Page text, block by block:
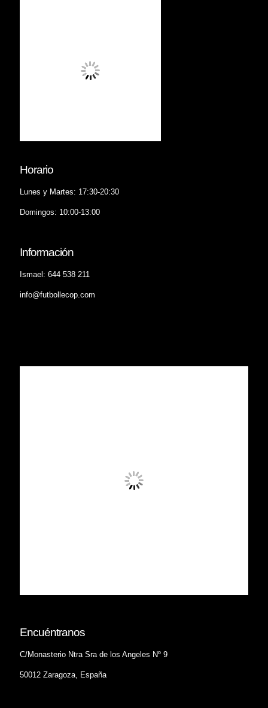
Horario
Lunes y Martes: 17:30-20:30
Domingos: 10:00-13:00
Información
Ismael: 644 538 211
info@futbollecop.com
Encuéntranos
C/Monasterio Ntra Sra de los Angeles Nº 9
50012 Zaragoza, España